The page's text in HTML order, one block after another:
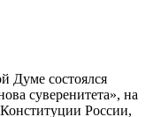
Думе состоялся
суверенитета», на
России,